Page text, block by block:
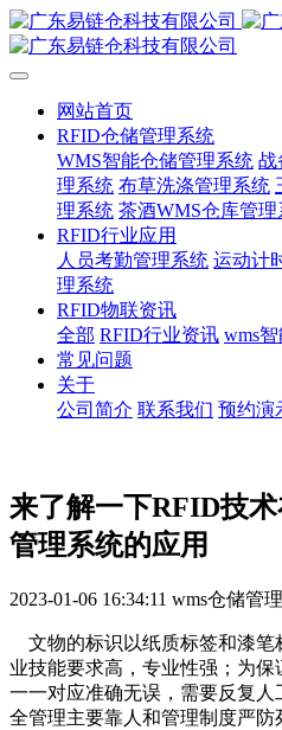
网站首页
RFID仓储管理系统
WMS智能仓储管理系统 战
理系统 布草洗涤管理系统
理系统 茶酒WMS仓库管理
RFID行业应用
人员考勤管理系统 运动计
理系统
RFID物联资讯
全部 RFID行业资讯 wms
常见问题
关于
公司简介 联系我们 预约演
来了解一下RFID技
管理系统的应用
2023-01-06 16:34:11 wms仓储管
文物的标识以纸质标签和漆笔
业技能要求高，专业性强；为
一一对应准确无误，需要反复
全管理主要靠人和管理制度严